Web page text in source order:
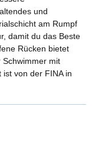
und
am Rumpf
damit du das Beste
Rücken bietet
Schwimmer mit
von der FINA in